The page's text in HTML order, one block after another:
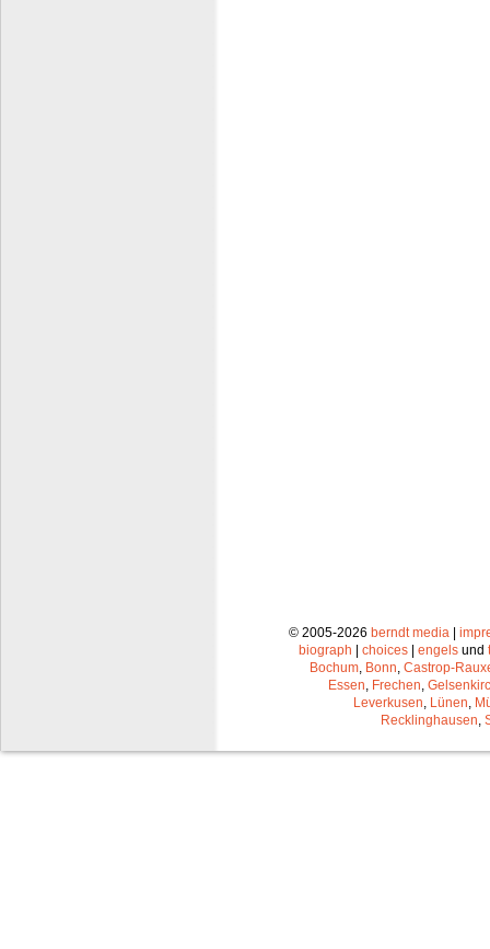
© 2005-2026 berndt media|
biograph
choices engels und
Bochum, Bonn, Castrop-
Essen, Frechen,
Leverkusen, Lünen,
Recklinghausen,